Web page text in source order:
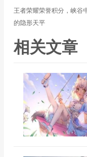
王者荣耀荣誉积分，峡谷
的隐形天平
相关文章